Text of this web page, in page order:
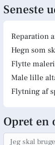
Seneste
Reparation
Hegn som
Flytte
Male lille
Flytning af
Opret en